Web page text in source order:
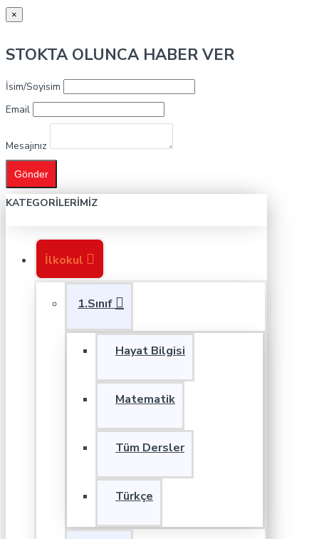
×
STOKTA OLUNCA HABER VER
İsim/Soyisim
Email
Mesajınız
Gönder
KATEGORILERIMIZ
İlkokul
1.Sınıf
Hayat Bilgisi
Matematik
Tüm Dersler
Türkçe